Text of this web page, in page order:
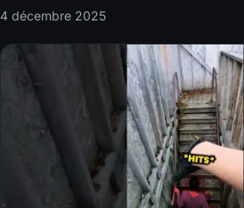
4 décembre 2025